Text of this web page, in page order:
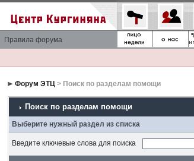
Правила форума
Форум ЭТЦ > Поиск по разделам помощи
Поиск по разделам помощи
Выберите нужный раздел из списка
Введите ключевые слова для поиска